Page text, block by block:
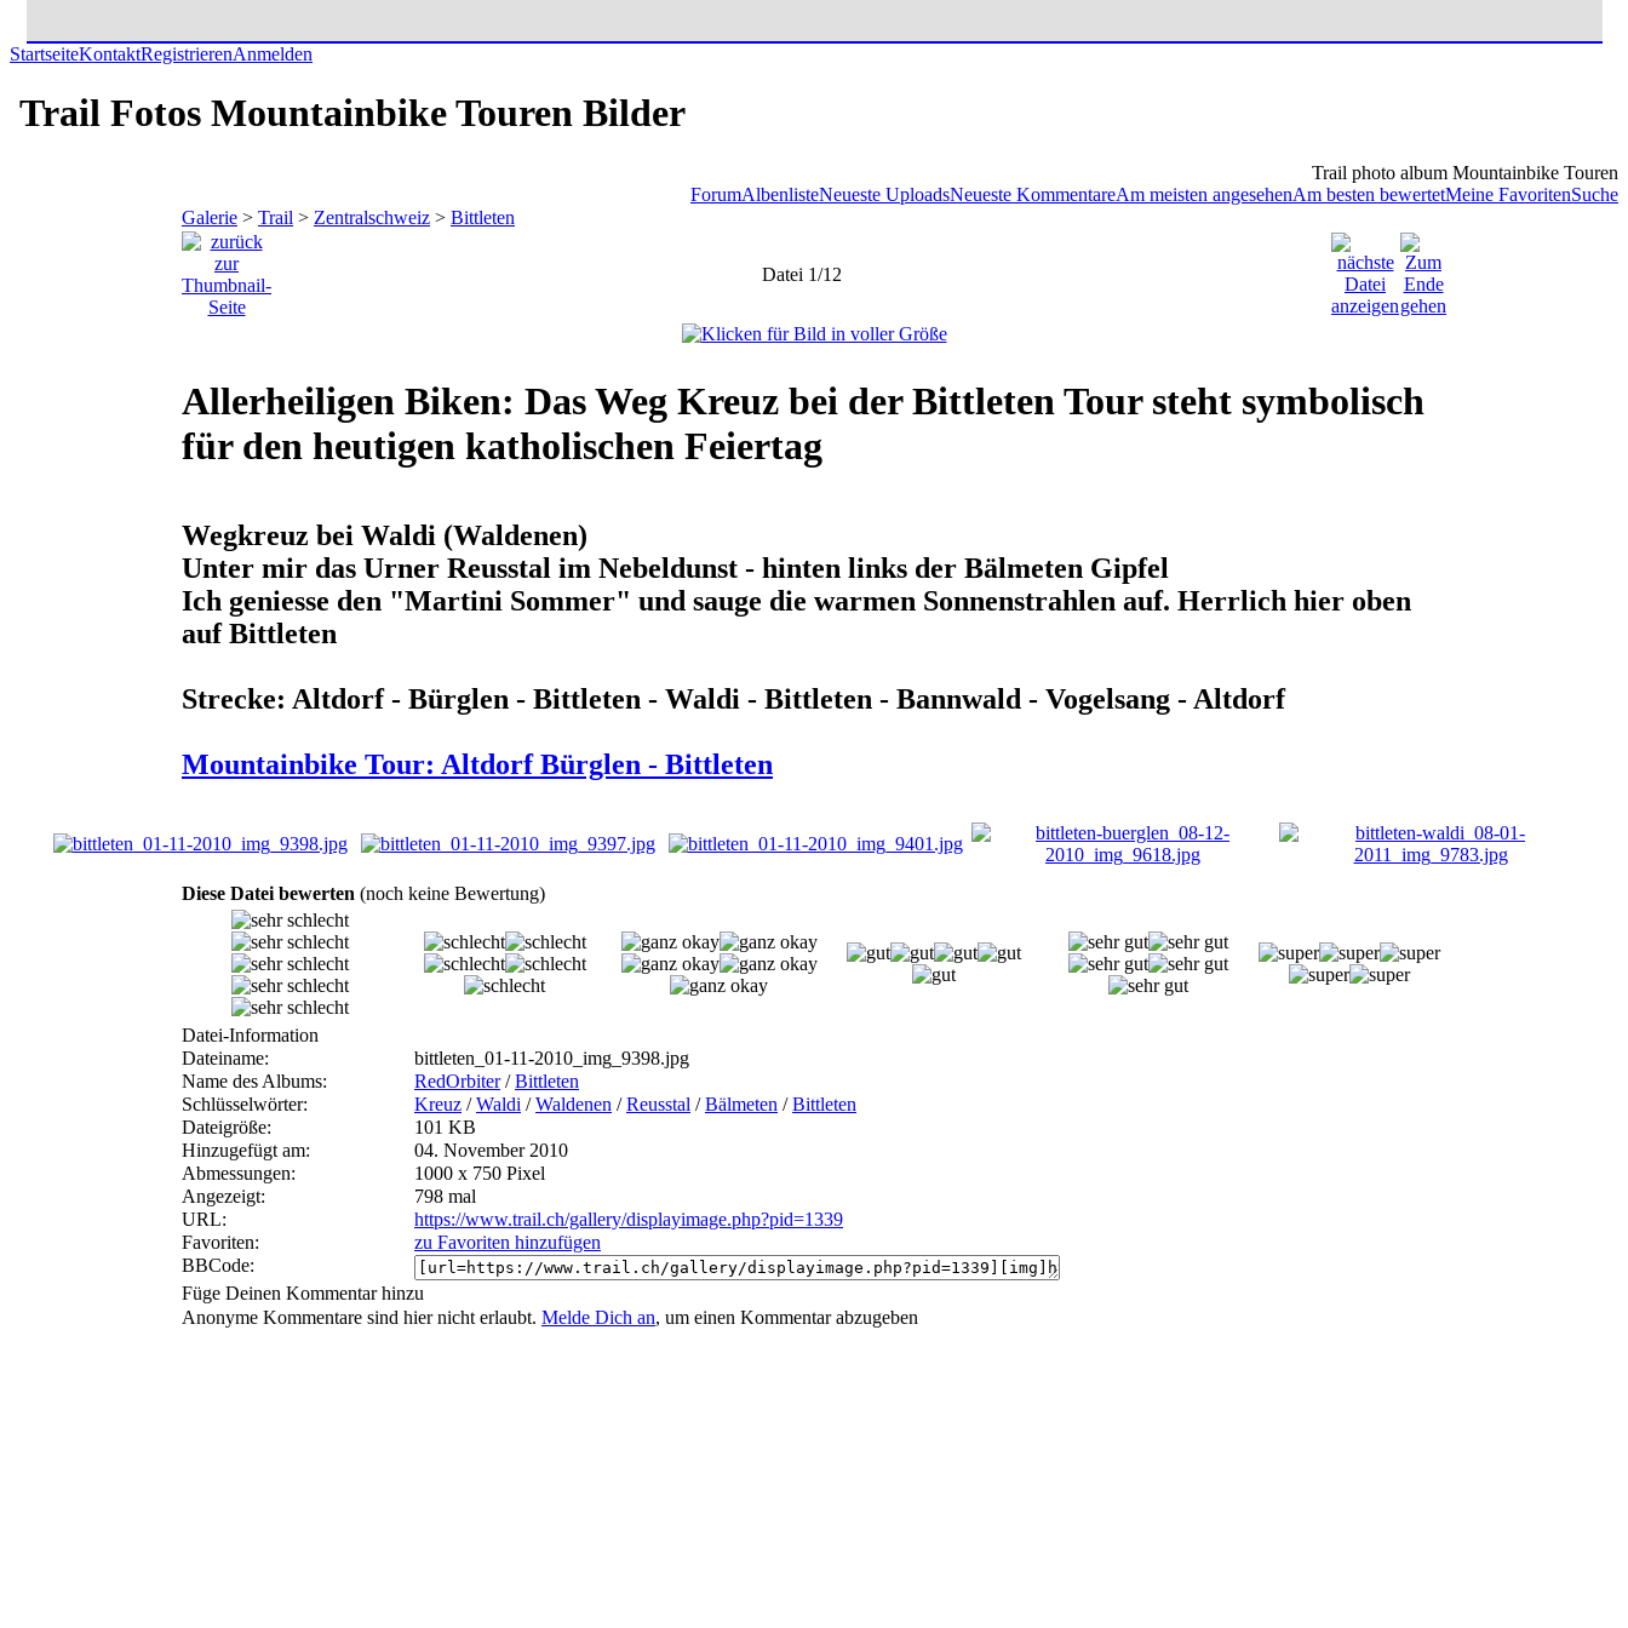
StartseiteKontaktRegistrierenAnmelden
Trail Fotos Mountainbike Touren Bilder
Trail photo album Mountainbike Touren
ForumAlbenlisteNeueste UploadsNeueste KommentareAm meisten angesehenAm besten bewertetMeine FavoritenSuche
Galerie > Trail > Zentralschweiz > Bittleten
Datei 1/12
Allerheiligen Biken: Das Weg Kreuz bei der Bittleten Tour steht symbolisch
für den heutigen katholischen Feiertag
Wegkreuz bei Waldi (Waldenen)
Unter mir das Urner Reusstal im Nebeldunst - hinten links der Bälmeten Gipfel
Ich geniesse den "Martini Sommer" und sauge die warmen Sonnenstrahlen auf. Herrlich hier oben
auf Bittleten
Strecke: Altdorf - Bürglen - Bittleten - Waldi - Bittleten - Bannwald - Vogelsang - Altdorf
Mountainbike Tour: Altdorf Bürglen - Bittleten
Diese Datei bewerten (noch keine Bewertung)
Datei-Information
Dateiname:
bittleten_01-11-2010_img_9398.jpg
Name des Albums:
RedOrbiter/Bittleten
Schlüsselwörter:
Kreuz /Waldi /Waldenen /Reusstal /Bälmeten /Bittleten
Dateigröße:
101 KB
Hinzugefügt am:
04. November 2010
Abmessungen:
1000 x 750 Pixel
Angezeigt:
798 mal
URL:
https://www.trail.ch/gallery/displayimage.php?pid=1339
Favoriten:
zu Favoriten hinzufügen
BBCode:
Füge Deinen Kommentar hinzu
Anonyme Kommentare sind hier nicht erlaubt. Melde Dich an, um einen Kommentar abzugeben